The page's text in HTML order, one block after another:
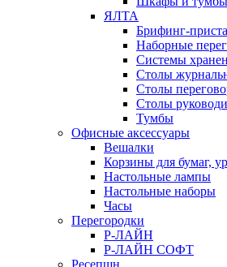
ЯЛТА
Брифинг-
Наборные
Системы
Столы
Столы
Столы
Тумбы
Офисные аксессуары
Вешалки
Корзины для бумаг,
Настольные лампы
Настольные наборы
Часы
Перегородки
Р-ЛАЙН
Р-ЛАЙН СОФТ